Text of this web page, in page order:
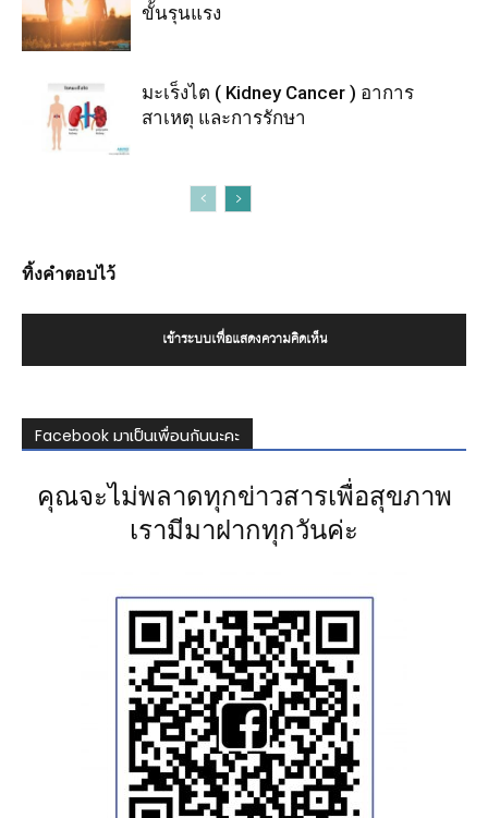
ขั้นรุนแรง
มะเร็งไต ( Kidney Cancer ) อาการ
สาเหตุ และการรักษา
ทิ้งคำตอบไว้
เข้าระบบเพื่อแสดงความคิดเห็น
Facebook มาเป็นเพื่อนกันนะคะ
คุณจะไม่พลาดทุกข่าวสารเพื่อสุขภาพ
เรามีมาฝากทุกวันค่ะ